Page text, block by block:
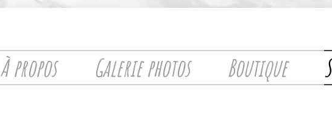
À propos Galerie photos Boutique